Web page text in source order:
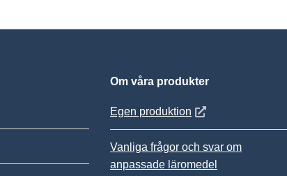
Om våra produkter
Egen produktion Öppnas i nytt fönster
Vanliga frågor och svar om
anpassade läromedel